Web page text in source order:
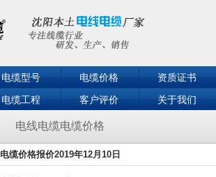
电缆型号 电缆价格
资质证书
电缆工程 客户评价
关于我们
电线电缆电缆价格
电缆价格报价2019年12月10日